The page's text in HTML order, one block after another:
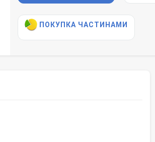
ПОКУПКА ЧАСТИНАМИ